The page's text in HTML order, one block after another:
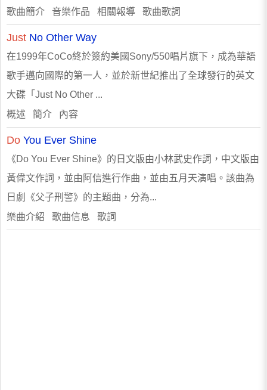
歌曲簡介 音樂作品 相關報導 歌曲歌詞
Just No Other Way
在1999年CoCo終於簽約美國Sony/550唱片旗下，成為華語
歌手邁向國際的第一人，並於新世紀推出了全球發行的英文
大碟「Just No Other ...
概述 簡介 內容
Do You Ever Shine
《Do You Ever Shine》的日文版由小林武史作詞，中文版由
黃偉文作詞，並由阿信進行作曲，並由五月天演唱。該曲為
日劇《父子刑警》的主題曲，分為...
樂曲介紹 歌曲信息 歌詞